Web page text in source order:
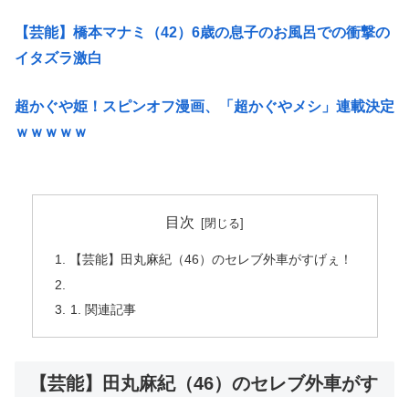
【芸能】橋本マナミ（42）6歳の息子のお風呂での衝撃の
イタズラ激白
超かぐや姫！スピンオフ漫画、「超かぐやメシ」連載決定
ｗｗｗｗｗ
目次
【芸能】田丸麻紀（46）のセレブ外車がすげぇ！
関連記事
【芸能】田丸麻紀（46）のセレブ外車がす